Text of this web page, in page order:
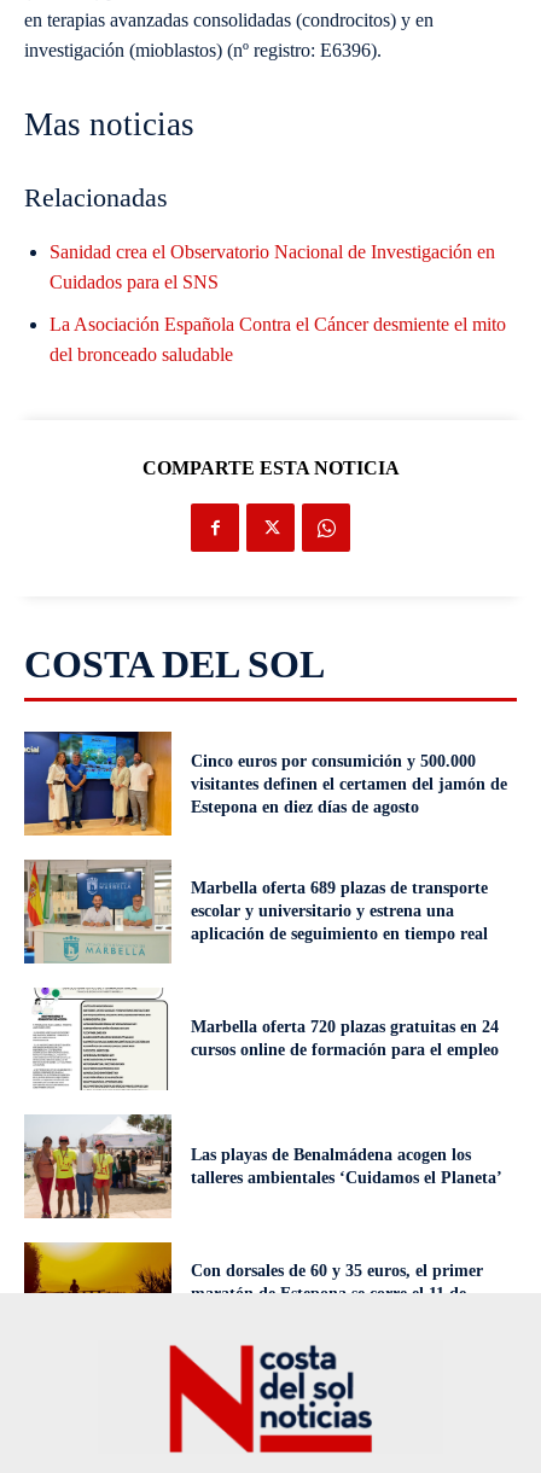
en terapias avanzadas consolidadas (condrocitos) y en
investigación (mioblastos) (nº registro: E6396).
Mas noticias
Relacionadas
Sanidad crea el Observatorio Nacional de Investigación en
Cuidados para el SNS
La Asociación Española Contra el Cáncer desmiente el mito
del bronceado saludable
COMPARTE ESTA NOTICIA
COSTA DEL SOL
Cinco euros por consumición y 500.000
visitantes definen el certamen del jamón de
Estepona en diez días de agosto
Marbella oferta 689 plazas de transporte
escolar y universitario y estrena una
aplicación de seguimiento en tiempo real
Marbella oferta 720 plazas gratuitas en 24
cursos online de formación para el empleo
Las playas de Benalmádena acogen los
talleres ambientales ‘Cuidamos el Planeta’
Con dorsales de 60 y 35 euros, el primer
maratón de Estepona se corre el 11 de